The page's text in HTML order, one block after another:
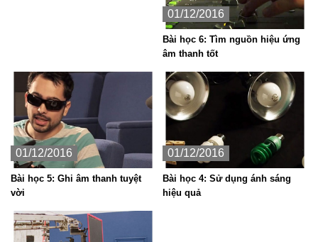
01/12/2016
Bài học 6: Tìm nguồn hiệu ứng
âm thanh tốt
01/12/2016
Bài học 5: Ghi âm thanh tuyệt
vời
01/12/2016
Bài học 4: Sử dụng ánh sáng
hiệu quả